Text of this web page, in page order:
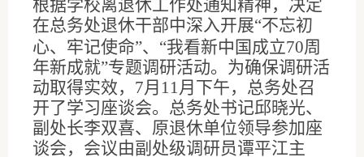
根据学校离退休工作处通知精神，决定
在总务处退休干部中深入开展“不忘初
心、 牢记使命”、 “我看新中国成立70周
年新成就”专题调研活动。为确保调研活
动取得实效， 7月 11月下午，总务处召
开了学习座谈会。总务处书记邱晓光、
副处长李双喜、原退休单位领导参加座
谈会，会议由副处级调研员谭平江主